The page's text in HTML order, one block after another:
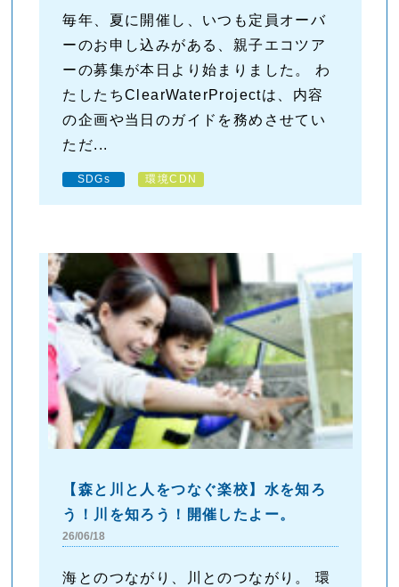
毎年、夏に開催し、いつも定員オーバ
ーのお申し込みがある、親子エコツア
ーの募集が本日より始まりました。 わ
たしたちClearWaterProjectは、内容
の企画や当日のガイドを務めさせてい
ただ...
SDGs 環境CDN
【森と川と人をつなぐ楽校】水を知ろ
う！川を知ろう！開催したよー。
26/06/18
海とのつながり、川とのつながり。 環